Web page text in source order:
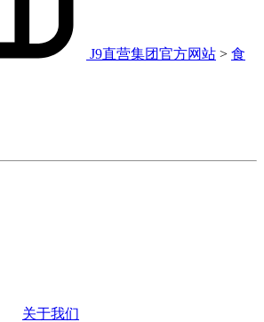
J9直营集团官方网站 > 食
关于我们